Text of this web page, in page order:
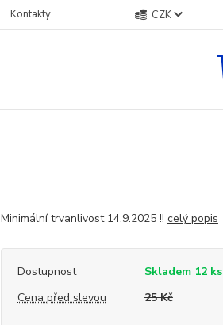
Kontakty CZK
Minimální trvanlivost 14.9.2025 !! celý popis
Dostupnost
Skladem 12 ks
Cena před slevou
25 Kč